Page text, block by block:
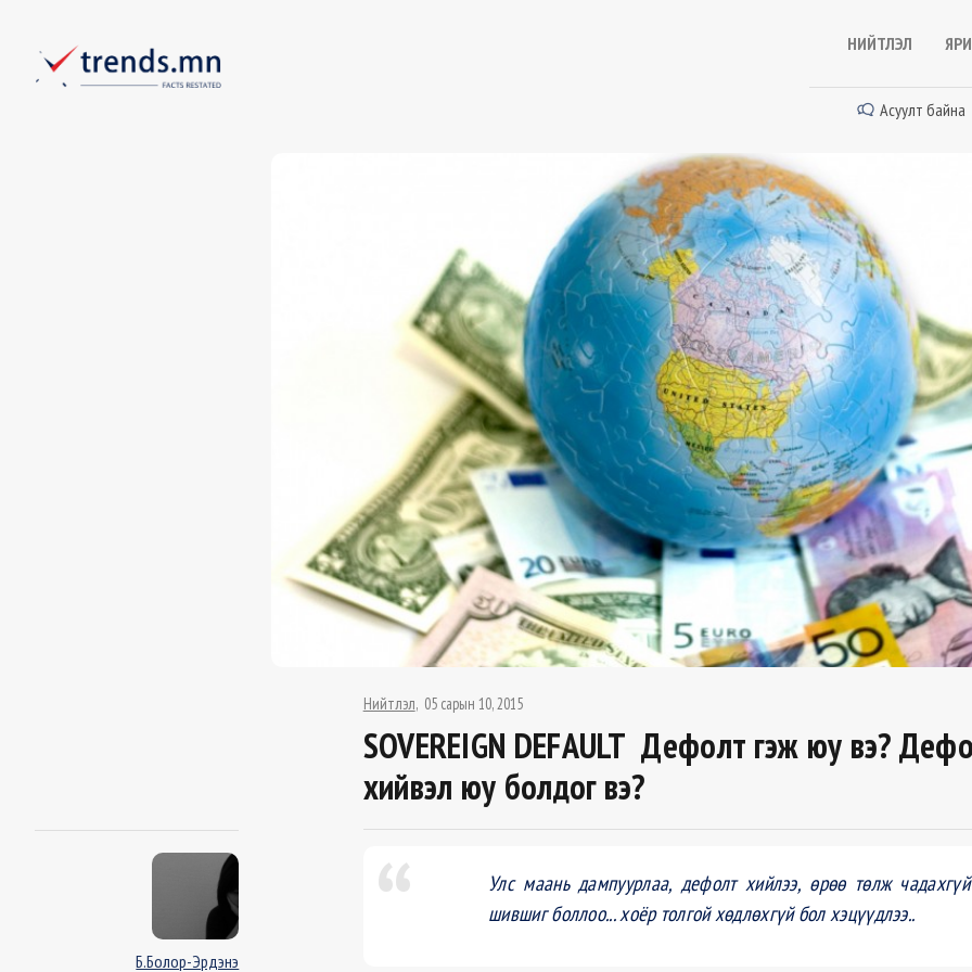
НИЙТЛЭЛ
Асуулт байна
Нийтлэл 05 сарын 10, 2015
SOVEREIGN DEFAULT Дефолт гэж юу вэ?
хийвэл юу болдог вэ?
Б.Болор-Эрдэнэ
Улс маань дампуурлаа, дефолт хийлээ, өрөө төлж чадахгүй
шившиг боллоо... хоёр толгой хөдлөхгүй бол хэцүүдлээ..